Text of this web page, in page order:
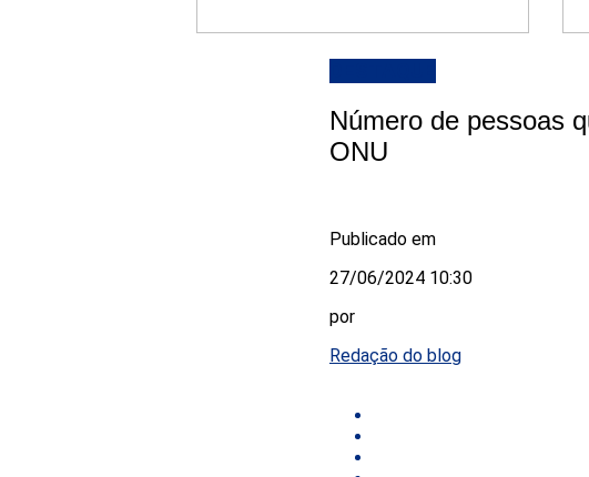
Número de pessoas
ONU
Publicado em
27/06/2024 10:30
por
Redação do blog